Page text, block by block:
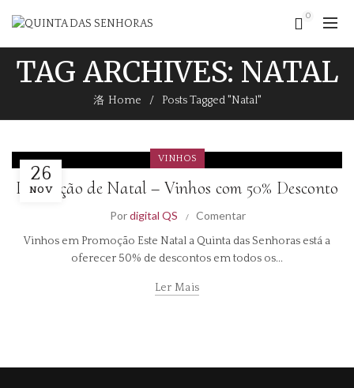
0
TAG ARCHIVES: NATAL
Home Posts Tagged "Natal"
26
NOV
VINHOS
Promoção de Natal – Vinhos com 50% Desconto
Pordigital QS Comentar
Vinhos em Promoção Este Natal a Quinta das Senhoras está a
oferecer 50% de descontos em todos os...
Ler Mais